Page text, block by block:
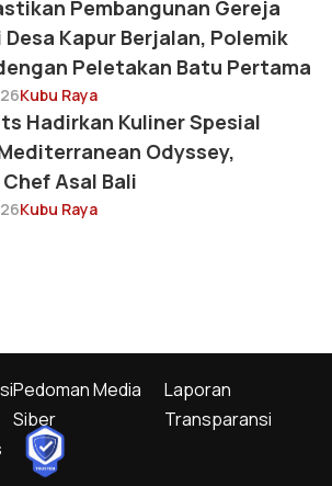
Pembangunan Gereja
Kapur Berjalan, Polemik
Peletakan Batu Pertama
Kubu Raya
Hadirkan Kuliner Spesial
Odyssey,
Asal Bali
Kubu Raya
Pedoman Media
Siber
Laporan
Transparansi